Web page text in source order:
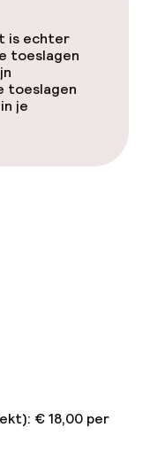
is echter
toeslagen
toeslagen
je
€ 18,00 per